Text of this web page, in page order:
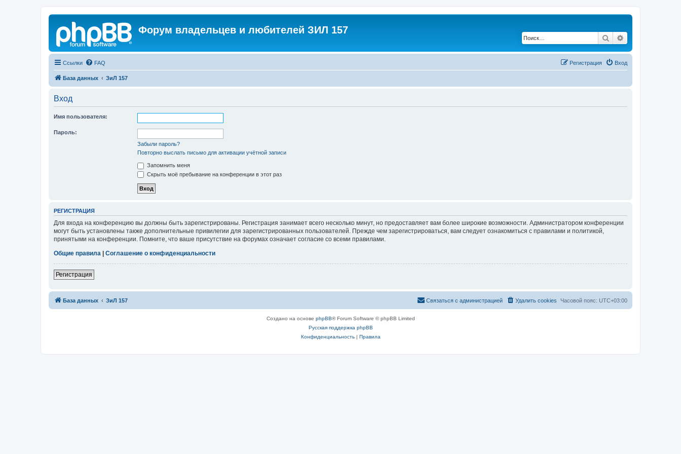
Форум владельцев и любителей ЗИЛ 157
Поиск
Ссылки FAQ Вход
Регистрация
База данных ЗиЛ 157
Вход
Имя пользователя:
Пароль:
Забыли пароль?
Повторно выслать письмо для активации учётной записи
Запомнить меня
Скрыть моё пребывание на конференции в этот раз
РЕГИСТРАЦИЯ
Для входа на конференцию вы должны быть зарегистрированы. Регистрация занимает всего несколько минут, но предоставляет вам более широкие возможности. Администратором конференции
могут быть установлены также дополнительные привилегии для зарегистрированных пользователей. Прежде чем зарегистрироваться, вам следует ознакомиться с правилами и политикой,
принятыми на конференции. Помните, что ваше присутствие на форумах означает согласие со всеми правилами.
Общие правила | Соглашение о конфиденциальности
Регистрация
База данных ЗиЛ 157 Часовой пояс: UTC+03:00
Удалить cookies
Связаться с администрацией
Создано на основе phpBB® Forum Software © phpBB Limited
Русская поддержка phpBB
Конфиденциальность| Правила